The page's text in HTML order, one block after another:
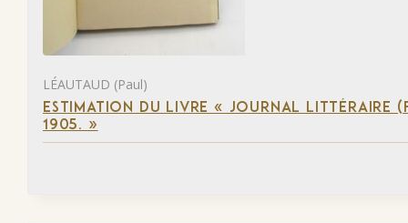
LÉAUTAUD (Paul)
ESTIMATION DU LIVRE « JOURNAL LITTÉRAIRE
1905. »